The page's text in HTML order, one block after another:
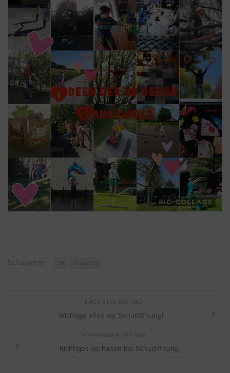
Schlagwörter: 3b Klasse 3b
Wichtige Infos zur Schulöffnung!
VORHERIGER BEITRAG
Richtiges Verhalten bei Schulöffnung